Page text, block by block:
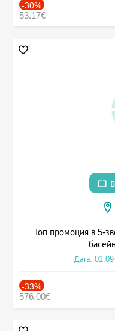
-30%
53.17€
Топ промоция в 5-
Дата:
-33%
576.00€